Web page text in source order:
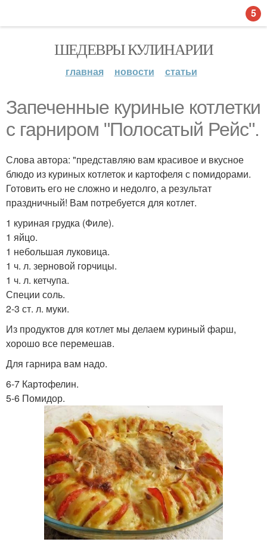
ШЕДЕВРЫ КУЛИНАРИИ
главная новости статьи
Запеченные куриные котлетки
с гарниром "Полосатый Рейс".
Слова автора: "представляю вам красивое и вкусное
блюдо из куриных котлеток и картофеля с помидорами.
Готовить его не сложно и недолго, а результат
праздничный! Вам потребуется для котлет.
1 куриная грудка (Филе).
1 яйцо.
1 небольшая луковица.
1 ч. л. зерновой горчицы.
1 ч. л. кетчупа.
Специи соль.
2-3 ст. л. муки.
Из продуктов для котлет мы делаем куриный фарш,
хорошо все перемешав.
Для гарнира вам надо.
6-7 Картофелин.
5-6 Помидор.
5